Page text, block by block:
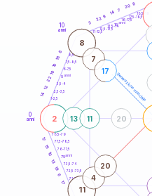
generazione maschile
0
anni
10
anni
1-2,5
2,5-3,5
3,5-4
6-7,5
7,5-8,5
8,5-9
11-12,5
12,5-13,5
13,5-14
16-17,5
17,5-18,5
18,5-19
71-72,5
72,5-73,5
73,5-74
76-77,5
77,5-78,5
78,5-79
14
12
22
10
10
18
8
3
22 9
14
7
20 8
17
6
19
13
10
15
17
2
8
11
13 11 20
7
17
4
20
5anni
15 anni
75anni